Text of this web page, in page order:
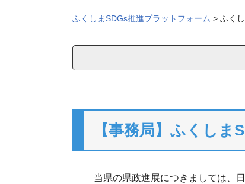
ふくしまSDGs推進プラットフォーム > ふく
【事務局】ふくし
当県の県政進展につきましては、